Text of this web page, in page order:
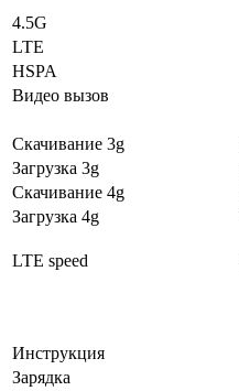
4.5G
LTE
HSPA
Видео вызов
Скачивание 3g
Загрузка 3g
Скачивание 4g
Загрузка 4g
LTE speed
Инструкция
Зарядка